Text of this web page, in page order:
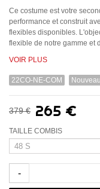
Ce costume est votre
performance et construit
flexibles disponibles.
flexible de notre gamme et
VOIR PLUS
22CO-NE-COM Nouveau
379 € 265 €
TAILLE COMBIS
-